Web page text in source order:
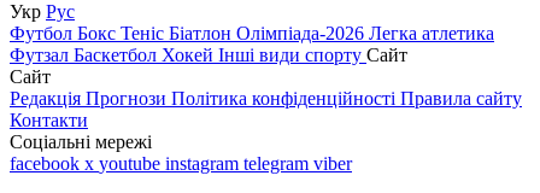
Укр Рус
Футбол Бокс Теніс Біатлон Олімпіада-2026 Легка атлетика
Футзал Баскетбол Хокей Інші види спорту Сайт
Сайт
Редакція Прогнози Політика конфіденційності Правила сайту
Контакти
Соціальні мережі
facebook x youtube instagram telegram viber